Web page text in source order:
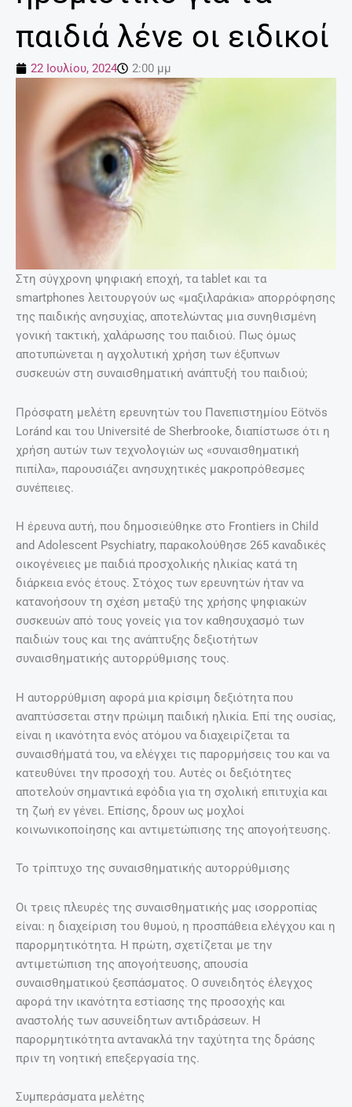
παιδιά λένε οι ειδικοί
22 Ιουλίου, 2024 2:00 μμ
Στη σύγχρονη ψηφιακή εποχή, τα tablet και τα
smartphones λειτουργούν ως «μαξιλαράκια» απορρόφησης
της παιδικής ανησυχίας, αποτελώντας μια συνηθισμένη
γονική τακτική, χαλάρωσης του παιδιού. Πως όμως
αποτυπώνεται η αγχολυτική χρήση των έξυπνων
συσκευών στη συναισθηματική ανάπτυξή του παιδιού;
Πρόσφατη μελέτη ερευνητών του Πανεπιστημίου Eötvös
Loránd και του Université de Sherbrooke, διαπίστωσε ότι η
χρήση αυτών των τεχνολογιών ως «συναισθηματική
πιπίλα», παρουσιάζει ανησυχητικές μακροπρόθεσμες
συνέπειες.
Η έρευνα αυτή, που δημοσιεύθηκε στο Frontiers in Child
and Adolescent Psychiatry, παρακολούθησε 265 καναδικές
οικογένειες με παιδιά προσχολικής ηλικίας κατά τη
διάρκεια ενός έτους. Στόχος των ερευνητών ήταν να
κατανοήσουν τη σχέση μεταξύ της χρήσης ψηφιακών
συσκευών από τους γονείς για τον καθησυχασμό των
παιδιών τους και της ανάπτυξης δεξιοτήτων
συναισθηματικής αυτορρύθμισης τους.
Η αυτορρύθμιση αφορά μια κρίσιμη δεξιότητα που
αναπτύσσεται στην πρώιμη παιδική ηλικία. Επί της ουσίας,
είναι η ικανότητα ενός ατόμου να διαχειρίζεται τα
συναισθήματά του, να ελέγχει τις παρορμήσεις του και να
κατευθύνει την προσοχή του. Αυτές οι δεξιότητες
αποτελούν σημαντικά εφόδια για τη σχολική επιτυχία και
τη ζωή εν γένει. Επίσης, δρουν ως μοχλοί
κοινωνικοποίησης και αντιμετώπισης της απογοήτευσης.
Το τρίπτυχο της συναισθηματικής αυτορρύθμισης
Οι τρεις πλευρές της συναισθηματικής μας ισορροπίας
είναι: η διαχείριση του θυμού, η προσπάθεια ελέγχου και η
παρορμητικότητα. Η πρώτη, σχετίζεται με την
αντιμετώπιση της απογοήτευσης, απουσία
συναισθηματικού ξεσπάσματος. Ο συνειδητός έλεγχος
αφορά την ικανότητα εστίασης της προσοχής και
αναστολής των ασυνείδητων αντιδράσεων. Η
παρορμητικότητα αντανακλά την ταχύτητα της δράσης
πριν τη νοητική επεξεργασία της.
Συμπεράσματα μελέτης